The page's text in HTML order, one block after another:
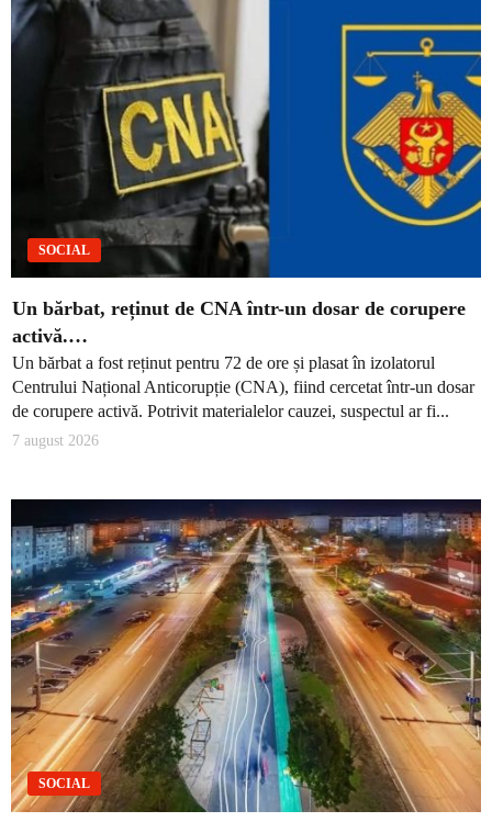
SOCIAL
Un bărbat, reținut de CNA într-un dosar de corupere
activă.…
Un bărbat a fost reținut pentru 72 de ore și plasat în izolatorul
Centrului Național Anticorupție (CNA), fiind cercetat într-un dosar
de corupere activă. Potrivit materialelor cauzei, suspectul ar fi...
7 august 2026
SOCIAL